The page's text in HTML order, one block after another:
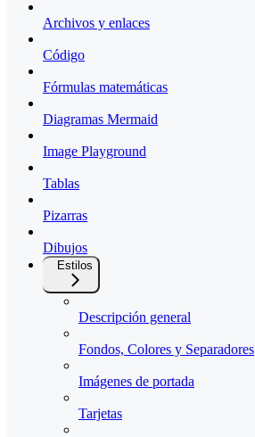
Archivos y enlaces
Código
Fórmulas matemáticas
Diagramas Mermaid
Image Playground
Tablas
Pizarras
Dibujos
Estilos
Descripción general
Fondos, Colores y Separadores
Imágenes de portada
Tarjetas